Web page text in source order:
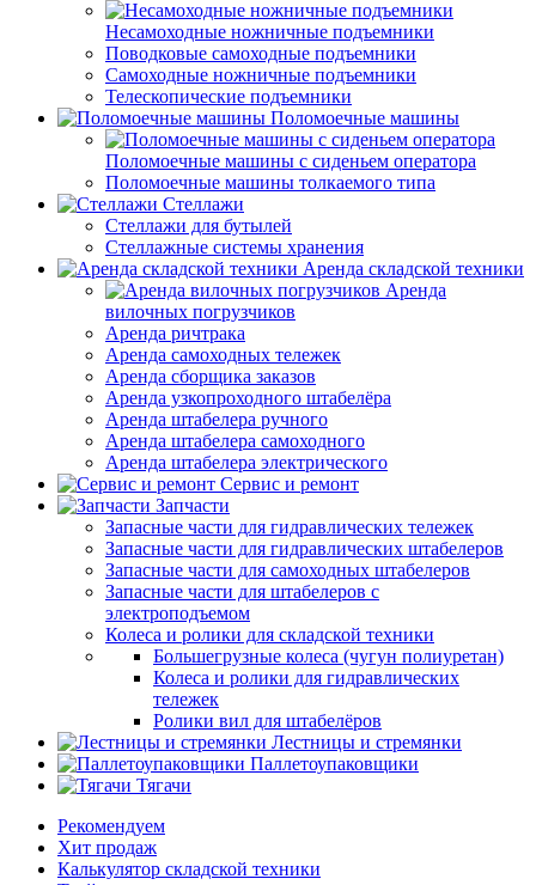
Несамоходные ножничные подъемники
Поводковые самоходные подъемники
Самоходные ножничные подъемники
Телескопические подъемники
Поломоечные машины
Поломоечные машины с сиденьем оператора
Поломоечные машины толкаемого типа
Стеллажи
Стеллажи для бутылей
Стеллажные системы хранения
Аренда складской техники
Аренда
вилочных погрузчиков
Аренда ричтрака
Аренда самоходных тележек
Аренда сборщика заказов
Аренда узкопроходного штабелёра
Аренда штабелера ручного
Аренда штабелера самоходного
Аренда штабелера электрического
Сервис и ремонт
Запчасти
Запасные части для гидравлических тележек
Запасные части для гидравлических штабелеров
Запасные части для самоходных штабелеров
Запасные части для штабелеров с
электроподъемом
Колеса и ролики для складской техники
Большегрузные колеса (чугун полиуретан)
Колеса и ролики для гидравлических
тележек
Ролики вил для штабелёров
Лестницы и стремянки
Паллетоупаковщики
Тягачи
Рекомендуем
Хит продаж
Калькулятор складской техники